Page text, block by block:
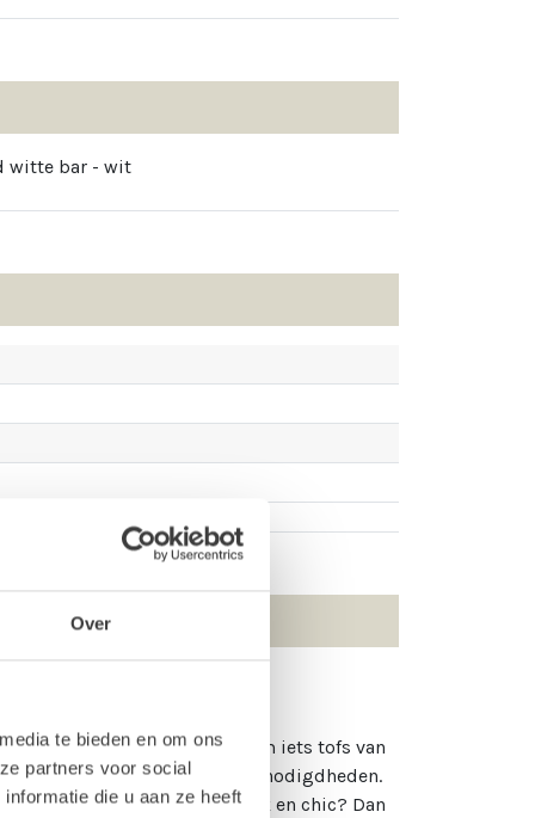
Over
te bieden en om ons
partners voor social
die u aan ze heeft
witte bar - wit
perfecte, blanke canvas om iets tofs van
voor glazen en andere barbenodigdheden.
wilt! Ga je voor lekker strak en chic? Dan